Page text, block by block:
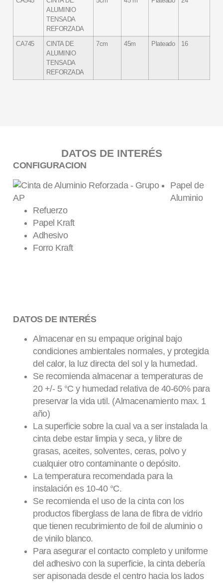
ALUMINIO
TENSADA
REFORZADA
CA745
CINTA DE
ALUMINIO
TENSADA
REFORZADA
7cm 45m Plateado 16
DATOS DE INTERÉS
CONFIGURACION
Papel de
Aluminio
Refuerzo
Papel Kraft
Adhesivo
Forro Kraft
DATOS DE INTERÉS
Almacenar en su empaque original bajo
condiciones ambientales normales, y protegida
del calor, la luz directa del sol y la humedad.
Se recomienda almacenar a temperaturas de
20 +/- 5 °C y humedad relativa de 40-60% para
preservar la vida util. (Almacenamiento max. 1
año)
La superficie sobre la cual va a ser instalada la
cinta debe estar limpia y seca, y libre de
grasas, aceites, solventes, ceras, polvo y
cualquier otro contaminante o depósito.
La temperatura recomendada para la
instalación es 10-40 °C.
Se recomienda el uso de la cinta con los
productos fiberglass de lana de fibra de vidrio
que tienen recubrimiento de foil de aluminio o
de vinilo blanco.
Para asegurar el contacto completo y uniforme
del adhesivo con la superficie, la cinta debería
ser apisonada desde el centro hacia los lados